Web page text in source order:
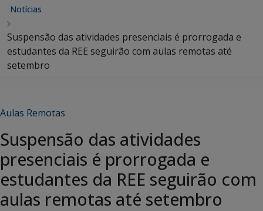
Notícias
Suspensão das atividades presenciais é prorrogada e
estudantes da REE seguirão com aulas remotas até
setembro
Aulas Remotas
Suspensão das atividades
presenciais é prorrogada e
estudantes da REE seguirão com
aulas remotas até setembro